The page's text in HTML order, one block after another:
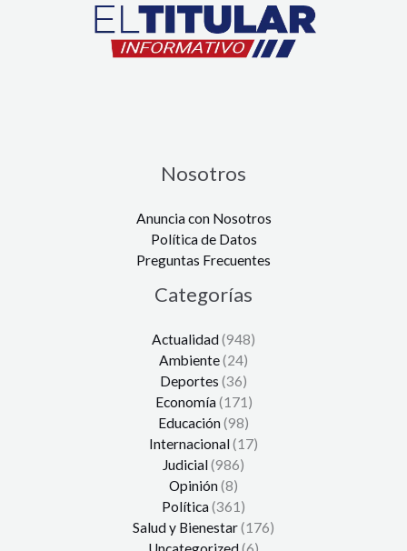
Nosotros
Anuncia con Nosotros
Política de Datos
Preguntas Frecuentes
Categorías
Actualidad(948)
Ambiente(24)
Deportes (36)
Economía(171)
Educación(98)
Internacional(17)
Judicial(986)
Opinión(8)
Política(361)
Salud y Bienestar(176)